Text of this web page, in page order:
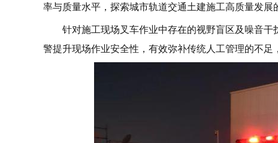
率与质量水平，探索城市轨道交通土建施工高质量发展
针对施工现场叉车作业中存在的视野盲区及噪音
警提升现场作业安全性，有效弥补传统人工管理的不足